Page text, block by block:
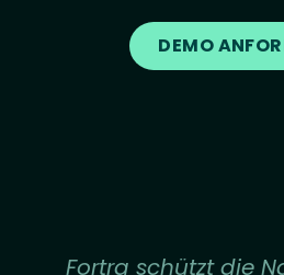
DEMO
Fortra schützt die